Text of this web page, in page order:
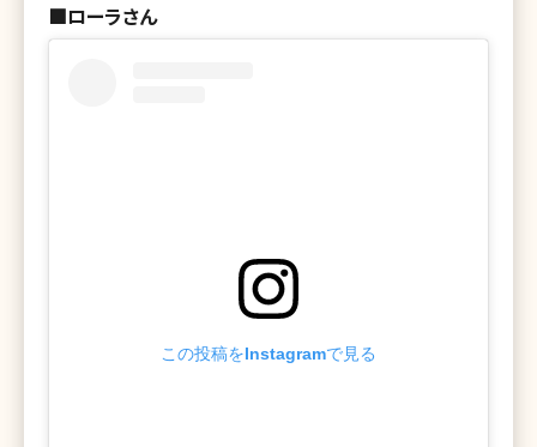
■ローラさん
この投稿をInstagramで見る